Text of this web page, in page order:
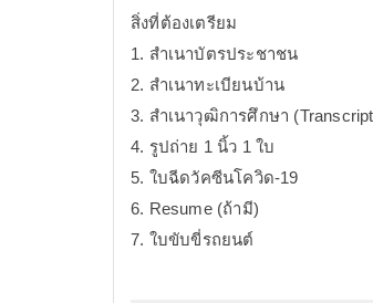
สิ่งที่ต้องเตรียม
1. สำเนาบัตรประชาชน
2. สำเนาทะเบียนบ้าน
3. สำเนาวุฒิการศึกษา
4. รูปถ่าย 1 นิ้ว 1 ใบ
5. ใบฉีดวัคซีนโควิด-19
6. Resume (ถ้ามี)
7. ใบขับขี่รถยนต์